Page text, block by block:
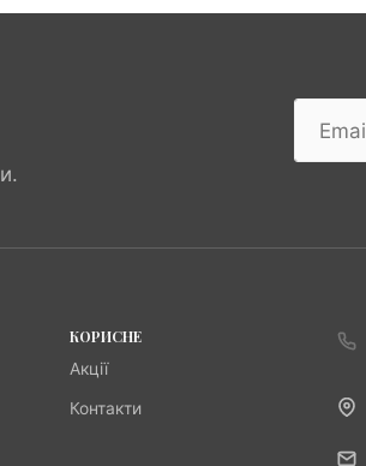
КОРИСНЕ
Акції
Контакти